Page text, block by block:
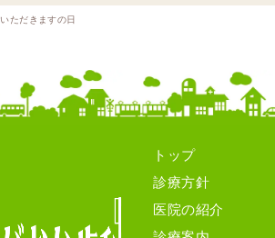
いただきますの日
トップ
診療方針
医院の紹介